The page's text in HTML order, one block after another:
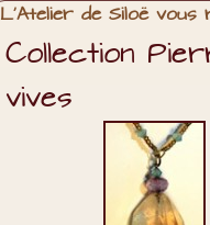
L'Atelier de Siloë vous
Collection
vives